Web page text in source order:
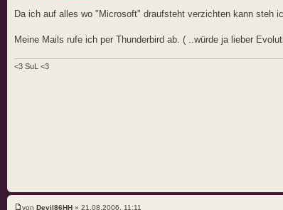
Da ich auf alles wo "Microsoft" draufsteht verzichten kann steh
Meine Mails rufe ich per Thunderbird ab. ( ..würde ja lieber
<3 SuL <3
von Devil86HH » 21.08.2006, 11:11